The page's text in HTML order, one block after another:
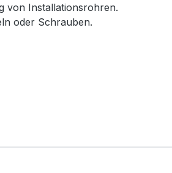
von Installationsrohren.
oder Schrauben.